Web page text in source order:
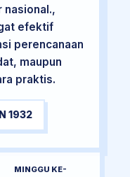
nasional.,
efektif
perencanaan
maupun
praktis.
1932
MINGGU KE-